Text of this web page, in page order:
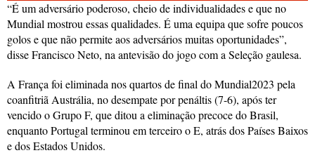
“É um adversário poderoso, cheio de individualidades e que no
Mundial mostrou essas qualidades. É uma equipa que sofre poucos
golos e que não permite aos adversários muitas oportunidades”,
disse Francisco Neto, na antevisão do jogo com a Seleção gaulesa.
A França foi eliminada nos quartos de final do Mundial2023 pela
coanfitriã Austrália, no desempate por penáltis (7-6), após ter
vencido o Grupo F, que ditou a eliminação precoce do Brasil,
enquanto Portugal terminou em terceiro o E, atrás dos Países Baixos
e dos Estados Unidos.